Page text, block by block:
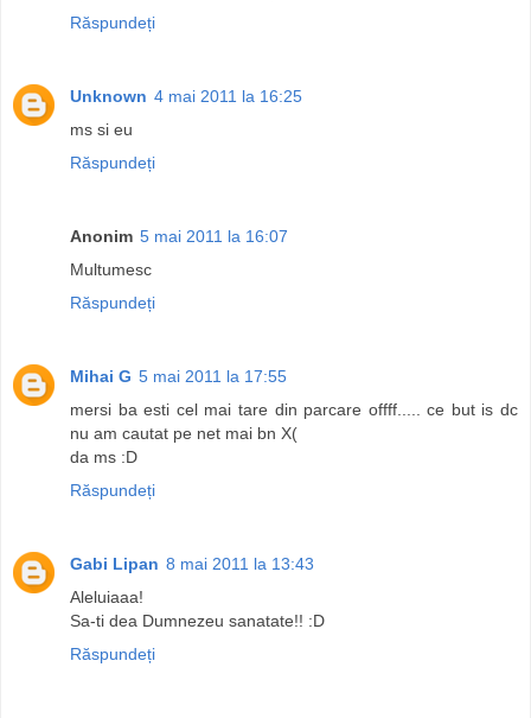
Răspundeți
Unknown 4 mai 2011 la 16:25
ms si eu
Răspundeți
Anonim 5 mai 2011 la 16:07
Multumesc
Răspundeți
Mihai G 5 mai 2011 la 17:55
mersi ba esti cel mai tare din parcare offff..... ce but is dc
nu am cautat pe net mai bn X(
da ms :D
Răspundeți
Gabi Lipan 8 mai 2011 la 13:43
Aleluiaaa!
Sa-ti dea Dumnezeu sanatate!! :D
Răspundeți